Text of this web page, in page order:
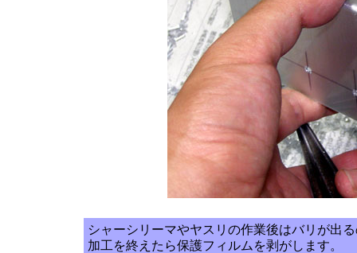
シャーシリーマやヤスリの作業後はバリが出
加工を終えたら保護フィルムを剥がします。